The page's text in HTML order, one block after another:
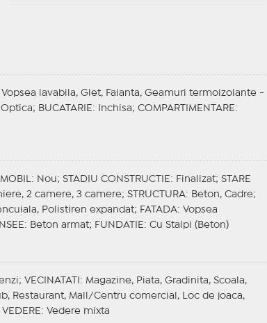
lavabila, Glet, Faianta, Geamuri termoizolante -
BUCATARIE : Inchisa; COMPARTIMENTARE :
: Nou; STADIU CONSTRUCTIE : Finalizat; STARE
2 camere, 3 camere; STRUCTURA: Beton, Cadre;
Polistiren expandat; FATADA: Vopsea
: Beton armat; FUNDATIE : Cu Stalpi (Beton)
VECINATATI
: Magazine, Piata, Gradinita, Scoala,
Restaurant, Mall/Centru comercial, Loc de joaca,
VEDERE : Vedere mixta